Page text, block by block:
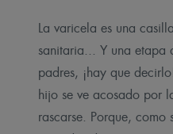
La varicela es una
sanitaria... Y una etapa
padres, ¡hay que
hijo se ve acosado por
rascarse. Porque, como